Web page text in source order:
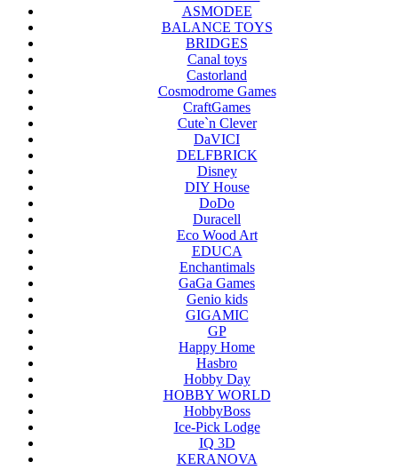
ASMODEE
BALANCE TOYS
BRIDGES
Canal toys
Castorland
Cosmodrome Games
CraftGames
Cute`n Clever
DaVICI
DELFBRICK
Disney
DIY House
DoDo
Duracell
Eco Wood Art
EDUCA
Enchantimals
GaGa Games
Genio kids
GIGAMIC
GP
Happy Home
Hasbro
Hobby Day
HOBBY WORLD
HobbyBoss
Ice-Pick Lodge
IQ 3D
KERANOVA